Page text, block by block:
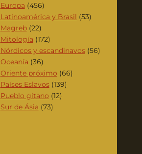
Europa (456)
Latinoamérica y Brasil (53)
Magreb(22)
Mitología (172)
Nórdicos y escandinavos(56)
Oceanía (36)
Oriente próximo (66)
Países Eslavos(139)
Pueblo gitano (12)
Sur de Ásia (73)